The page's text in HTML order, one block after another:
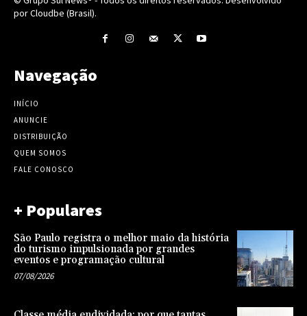
por Cloudbe (Brasil).
Navegação
INÍCIO
ANUNCIE
DISTRIBUIÇÃO
QUEM SOMOS
FALE CONOSCO
+ Populares
São Paulo registra o melhor maio da história
do turismo impulsionada por grandes
eventos e programação cultural
07/08/2026